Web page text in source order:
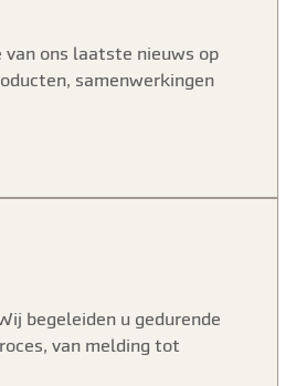
van ons laatste nieuws op
samenwerkingen
begeleiden u gedurende
van melding tot